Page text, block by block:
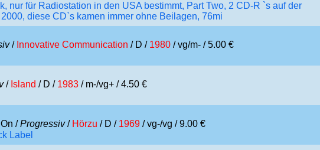
nur für Radiostation in den USA bestimmt, Part Two, 2 CD-R `s auf der
diese CD`s kamen immer ohne Beilagen, 76mi
/ Innovative Communication / D / 1980 / vg/m- / 5.00 €
/ Island / D / 1983 / m-/vg+ / 4.50 €
/Progressiv/ Hörzu / D / 1969 / vg-/vg / 9.00 €
Label